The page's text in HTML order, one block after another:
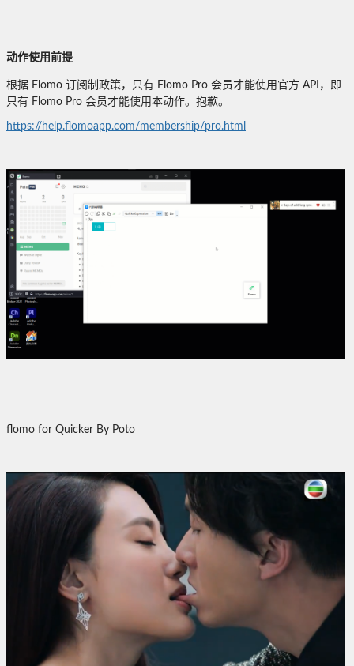
动作使用前提
根据 Flomo 订阅制政策，只有 Flomo Pro 会员才能使用官方 API，即
只有 Flomo Pro 会员才能使用本动作。抱歉。
https://help.flomoapp.com/membership/pro.html
flomo for Quicker By Poto